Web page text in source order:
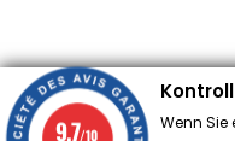
Wenn
9.7/10